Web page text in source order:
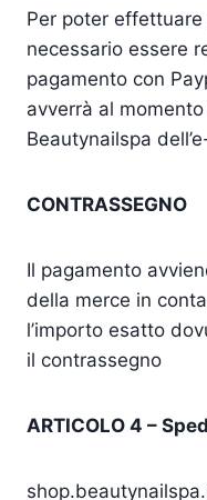
Per poter
necessario essere
pagamento con
avverrà al
Beautynailspa
CONTRASSEGNO
Il pagamento
della merce in
l’importo esatto
il contrassegno
ARTICOLO 4 –